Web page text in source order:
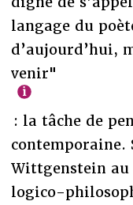
langage du
d’aujourd’hui,
venir"
: la tâche de
Wittgenstein au
logico-